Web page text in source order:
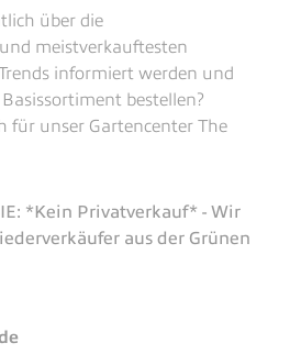
über die
meistverkauftesten
informiert werden und
bestellen?
für unser Gartencenter The
*Kein Privatverkauf* - Wir
aus der Grünen